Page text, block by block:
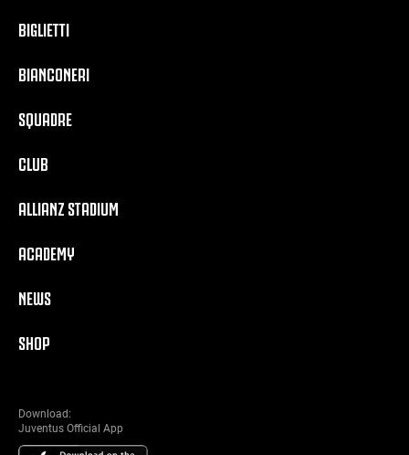
BIGLIETTI
BIANCONERI
SQUADRE
CLUB
ALLIANZ STADIUM
ACADEMY
NEWS
SHOP
Download:
Juventus Official App